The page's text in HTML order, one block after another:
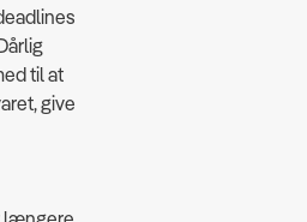
til at
give